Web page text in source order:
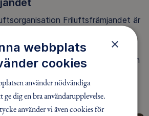
Friluftsfrämjandet är
och förstärker därför sin ledning
Anna Vikholm är sedan
utbildningschef, ett uppdrag hon
det nya uppdraget som vice
×
webbplats
cookies
använder nödvändiga
dig en bra användarupplevelse.
använder vi även cookies för